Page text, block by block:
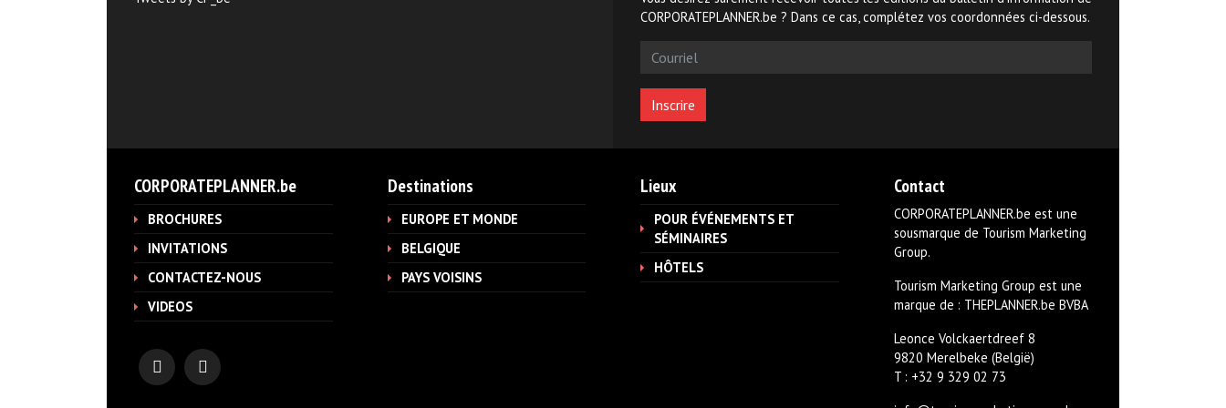
CORPORATEPLANNER.be ? Dans ce cas, complétez vos coordonnées ci-dessous.
CORPORATEPLANNER.be
BROCHURES
INVITATIONS
CONTACTEZ-NOUS
VIDEOS
Destinations
EUROPE ET MONDE
BELGIQUE
PAYS VOISINS
Lieux
POUR ÉVÉNEMENTS ET
SÉMINAIRES
HÔTELS
Contact
CORPORATEPLANNER.be est une
sousmarque de Tourism Marketing
Group.
Tourism Marketing Group est une
marque de : THEPLANNER.be BVBA
Leonce Volckaertdreef 8
9820 Merelbeke (België)
T : +32 9 329 02 73